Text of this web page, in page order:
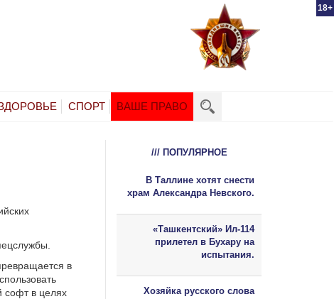
18+
СПОРТ ВАШЕ ПРАВО
в
софт в целях
/// ПОПУЛЯРНОЕ
В Таллине хотят снести
храм Александра Невского.
«Ташкентский» Ил-114
прилетел в Бухару на
испытания.
Хозяйка русского слова